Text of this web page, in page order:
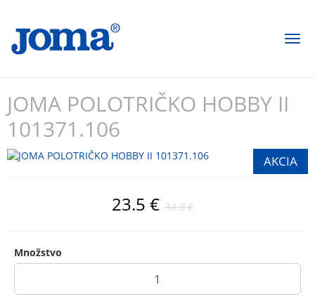
JOMA POLOTRIČKO HOBBY II
101371.106
23.5 € 34.8 €
Množstvo